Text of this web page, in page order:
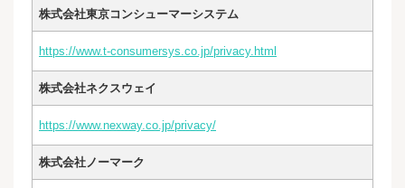
株式会社東京コンシューマーシステム
https://www.t-consumersys.co.jp/privacy.html
株式会社ネクスウェイ
https://www.nexway.co.jp/privacy/
株式会社ノーマーク